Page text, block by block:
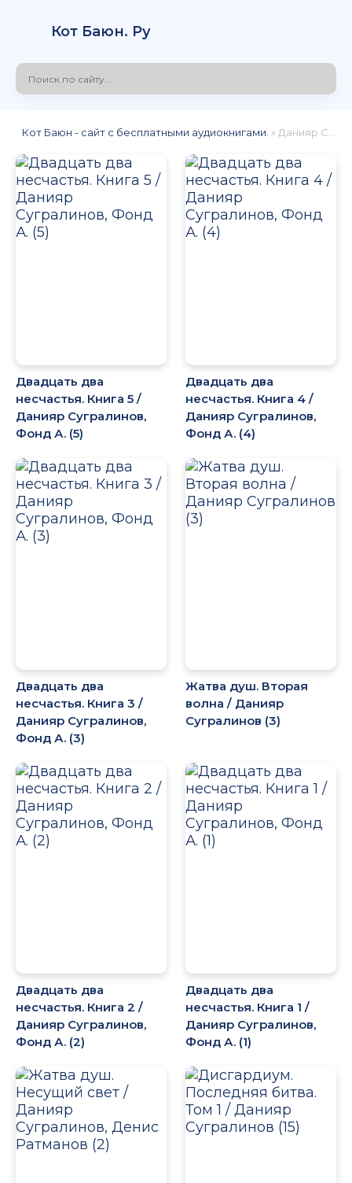
Кот Баюн. Ру
Кот Баюн - сайт с бесплатными аудиокнигами. » Данияр Сугралинов
Двадцать два
несчастья. Книга 5 /
Данияр Сугралинов,
Фонд А. (5)
Двадцать два
несчастья. Книга 4 /
Данияр Сугралинов,
Фонд А. (4)
Двадцать два
несчастья. Книга 3 /
Данияр Сугралинов,
Фонд А. (3)
Жатва душ. Вторая
волна / Данияр
Сугралинов (3)
Двадцать два
несчастья. Книга 2 /
Данияр Сугралинов,
Фонд А. (2)
Двадцать два
несчастья. Книга 1 /
Данияр Сугралинов,
Фонд А. (1)